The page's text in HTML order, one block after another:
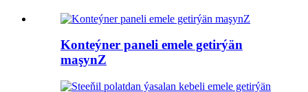
Konteýner paneli emele getirýän
maşynZ